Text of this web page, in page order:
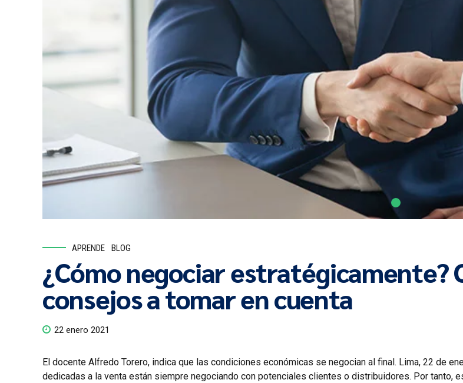
APRENDE BLOG
¿Cómo negociar estratégicamente?
consejos a tomar en cuenta
22 enero 2021
El docente Alfredo Torero, indica que las condiciones económicas se negocian al final. Lima, 22 de
dedicadas a la venta están siempre negociando con potenciales clientes o distribuidores. Por tanto,